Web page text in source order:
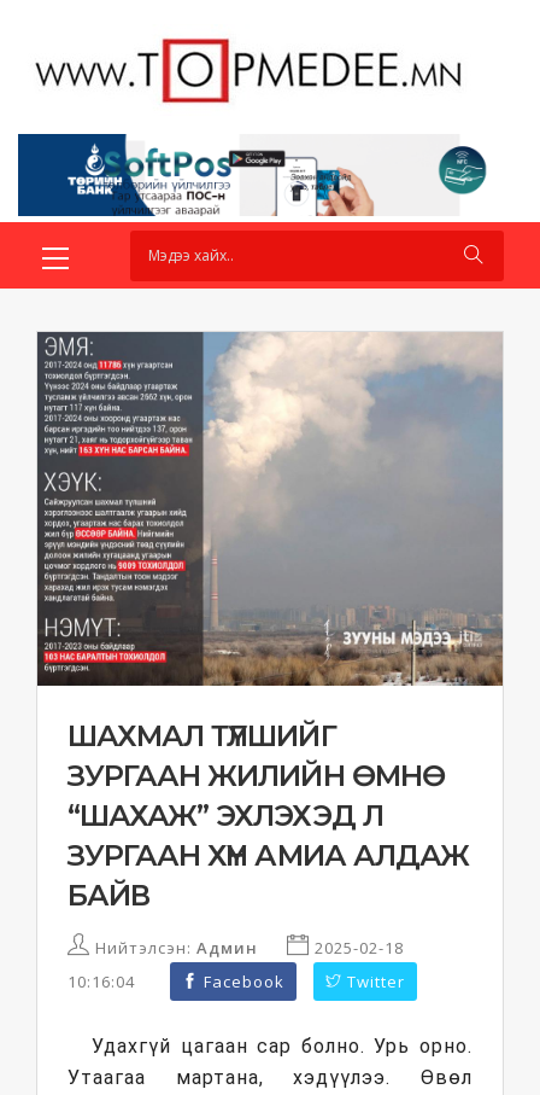
ШАХМАЛ ТҮЛШИЙГ
ЗУРГААН ЖИЛИЙН ӨМНӨ
“ШАХАЖ” ЭХЛЭХЭД Л
ЗУРГААН ХҮН АМИА АЛДАЖ
БАЙВ
Нийтэлсэн: Админ
2025-02-18
10:16:04
Facebook Twitter
Удахгүй цагаан сар болно. Урь орно.
Утаагаа мартана, хэдүүлээ. Өвөл